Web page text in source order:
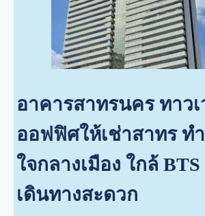
อาคารสาทรนคร ทาวเ
ออฟฟิศให้เช่าสาทร ท
ใจกลางเมือง ใกล้
เดินทางสะดวก